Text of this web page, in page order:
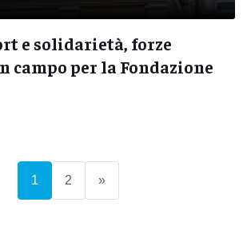
e solidarietà, forze
campo per la Fondazione
1 (current)
2 »